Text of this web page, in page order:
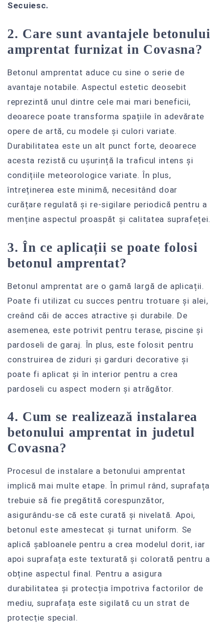
Secuiesc.
2. Care sunt avantajele betonului
amprentat furnizat in Covasna?
Betonul amprentat aduce cu sine o serie de
avantaje notabile. Aspectul estetic deosebit
reprezintă unul dintre cele mai mari beneficii,
deoarece poate transforma spațiile în adevărate
opere de artă, cu modele și culori variate.
Durabilitatea este un alt punct forte, deoarece
acesta rezistă cu ușurință la traficul intens și
condițiile meteorologice variate. În plus,
întreținerea este minimă, necesitând doar
curățare regulată și re-sigilare periodică pentru a
menține aspectul proaspăt și calitatea suprafeței.
3. În ce aplicații se poate folosi
betonul amprentat?
Betonul amprentat are o gamă largă de aplicații.
Poate fi utilizat cu succes pentru trotuare și alei,
creând căi de acces atractive și durabile. De
asemenea, este potrivit pentru terase, piscine și
pardoseli de garaj. În plus, este folosit pentru
construirea de ziduri și garduri decorative și
poate fi aplicat și în interior pentru a crea
pardoseli cu aspect modern și atrăgător.
4. Cum se realizează instalarea
betonului amprentat in judetul
Covasna?
Procesul de instalare a betonului amprentat
implică mai multe etape. În primul rând, suprafața
trebuie să fie pregătită corespunzător,
asigurându-se că este curată și nivelată. Apoi,
betonul este amestecat și turnat uniform. Se
aplică șabloanele pentru a crea modelul dorit, iar
apoi suprafața este texturată și colorată pentru a
obține aspectul final. Pentru a asigura
durabilitatea și protecția împotriva factorilor de
mediu, suprafața este sigilată cu un strat de
protecție special.